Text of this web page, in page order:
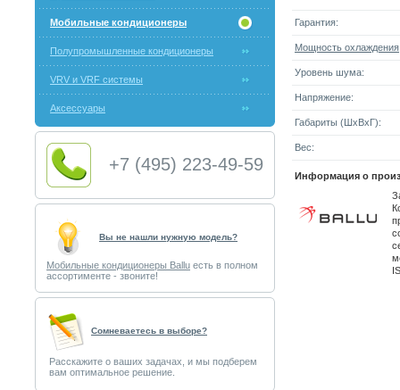
Мобильные кондиционеры
Полупромышленные кондиционеры
VRV и VRF системы
Аксессуары
+7 (495) 223-49-59
Вы не нашли нужную модель?
Мобильные кондиционеры Ballu есть в полном
ассортименте - звоните!
Cомневаетесь в выборе?
Расскажите о ваших задачах, и мы подберем
вам оптимальное решение.
Гарантия:
Мощность охлаждения
Уровень шума:
Напряжение:
Габариты (ШxВxГ):
Вес:
Информация о